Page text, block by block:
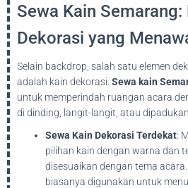
Sewa Kain
Dekorasi yang
Selain backdrop, salah satu elemen
adalah kain dekorasi. Sewa kain
untuk memperindah ruangan acara
di dinding, langit-langit, atau
Sewa Kain Dekorasi Terdekat:
pilihan kain dengan warna dan
disesuaikan dengan tema
biasanya digunakan untuk